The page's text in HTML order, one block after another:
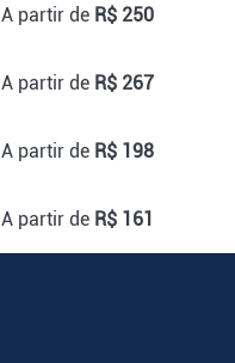
A partir de R$ 250
A partir de R$ 267
A partir de R$ 198
A partir de R$ 161